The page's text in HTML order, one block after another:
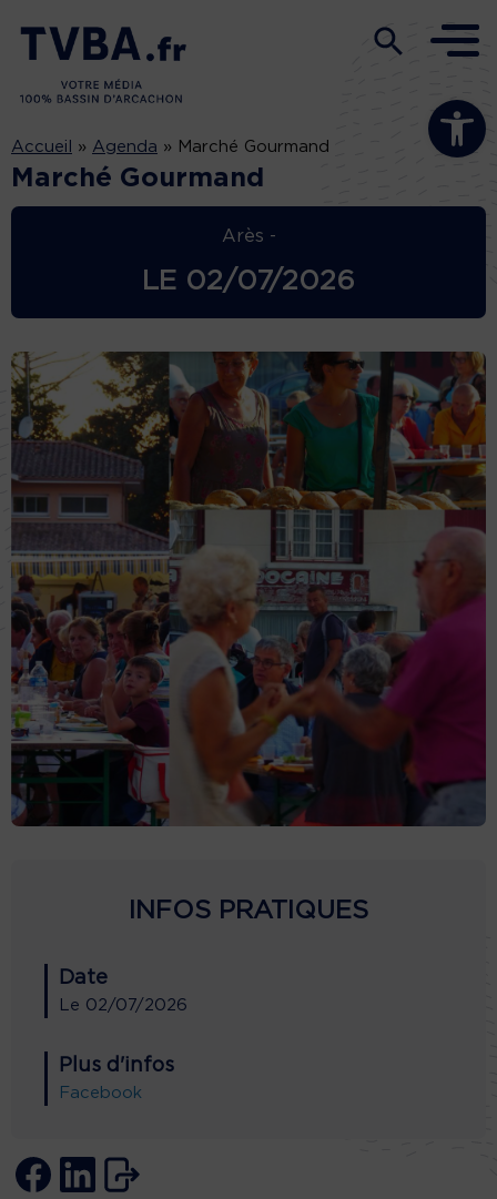
Ouvrir la
Accueil » Agenda » Marché Gourmand
Marché Gourmand
Arès -
LE 02/07/2026
INFOS PRATIQUES
Date
Le 02/07/2026
Plus d'infos
Facebook